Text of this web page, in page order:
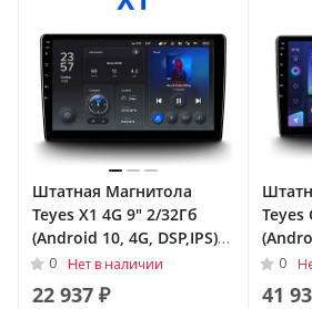
Штатная Магнитола
Teyes X1 4G 9" 2/32Гб
(Android 10, 4G, DSP,IPS)
для FAW Besturn B30 I
2015 - 2020
0 Нет в наличии
22 937 ₽
Teyes
QLed)
B30 I
0
41